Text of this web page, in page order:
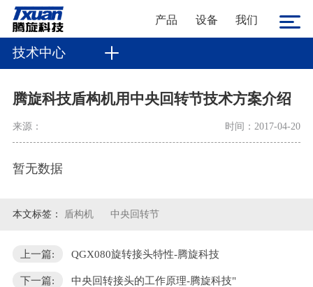
产品 设备 我们
技术中心
腾旋科技盾构机用中央回转节技术方案介绍
来源： 时间：2017-04-20
暂无数据
本文标签： 盾构机 中央回转节
上一篇: QGX080旋转接头特性-腾旋科技
下一篇: 中央回转接头的工作原理-腾旋科技"